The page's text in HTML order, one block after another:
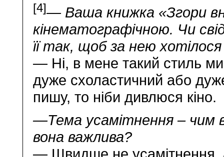
[4]— Ваша книжка «Згори
кінематографічною. Чи
її так, щоб за нею
— Ні, в мене такий стиль
дуже схоластичний або
пишу, то ніби дивлюся кіно.
—Тема усамітнення – чим
вона важлива?
— Швидше не усамітнення,